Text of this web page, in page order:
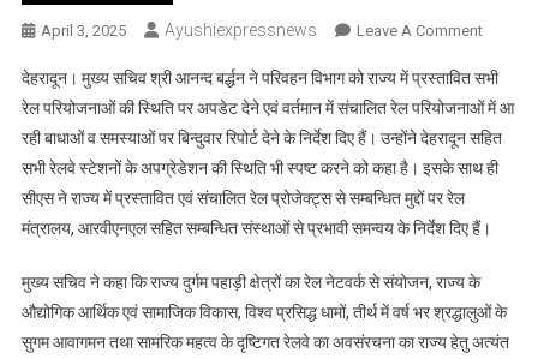
April 3, 2025 Ayushiexpressnews Leave A CommentOn
सचिव
श्री
आनन्द
बर्द्धन
राज्य
रेल
सुविधाओं
देहरादून। मुख्य सचिव श्री आनन्द बर्द्धन ने परिवहन विभाग को राज्य में प्रस्तावित सभी
रेल परियोजनाओं की स्थिति पर अपडेट देने एवं वर्तमान में संचालित रेल परियोजनाओं में आ
रही बाधाओं व समस्याओं पर बिन्दुवार रिपोर्ट देने के निर्देश दिए हैं। उन्होंने देहरादून सहित
सभी रेलवे स्टेशनों के अपग्रेडेशन की स्थिति भी स्पष्ट करने को कहा है। इसके साथ ही
सीएस ने राज्य में प्रस्तावित एवं संचालित रेल प्रोजेक्ट्स से सम्बन्धित मुद्दों पर रेल
मंत्रालय, आरवीएनएल सहित सम्बन्धित संस्थाओं से प्रभावी समन्वय के निर्देश दिए हैं।
मुख्य सचिव ने कहा कि राज्य दुर्गम पहाड़ी क्षेत्रों का रेल नेटवर्क से संयोजन, राज्य के
औद्योगिक आर्थिक एवं सामाजिक विकास, विश्व प्रसिद्ध धामों, तीर्थ में वर्ष भर श्रद्धालुओं के
सुगम आवागमन तथा सामरिक महत्व के दृष्टिगत रेलवे का अवसंरचना का राज्य हेतु अत्यंत